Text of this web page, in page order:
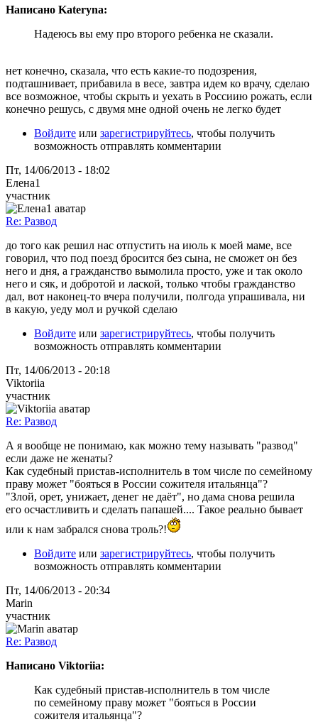
Написано Kateryna:
Надеюсь вы ему про второго ребенка не сказали.
нет конечно, сказала, что есть какие-то подозрения,
подташнивает, прибавила в весе, завтра идем ко врачу, сделаю
все возможное, чтобы скрыть и уехать в Россиию рожать, если
конечно решусь, с двумя мне одной очень не легко будет
Войдите или зарегистрируйтесь, чтобы получить
возможность отправлять комментарии
Пт, 14/06/2013 - 18:02
Елена1
участник
Re: Развод
до того как решил нас отпустить на июль к моей маме, все
говорил, что под поезд бросится без сына, не сможет он без
него и дня, а гражданство вымолила просто, уже и так около
него и сяк, и добротой и лаской, только чтобы гражданство
дал, вот наконец-то вчера получили, полгода упрашивала, ни
в какую, уеду мол и ручкой сделаю
Войдите или зарегистрируйтесь, чтобы получить
возможность отправлять комментарии
Пт, 14/06/2013 - 20:18
Viktoriia
участник
Re: Развод
А я вообще не понимаю, как можно тему называть "развод"
если даже не женаты?
Как судебный пристав-исполнитель в том числе по семейному
праву может "бояться в России сожителя итальянца"?
"Злой, орет, унижает, денег не даёт", но дама снова решила
его осчастливить и сделать папашей.... Такое реально бывает
или к нам забрался снова троль?!
Войдите или зарегистрируйтесь, чтобы получить
возможность отправлять комментарии
Пт, 14/06/2013 - 20:34
Marin
участник
Re: Развод
Написано Viktoriia:
Как судебный пристав-исполнитель в том числе
по семейному праву может "бояться в России
сожителя итальянца"?